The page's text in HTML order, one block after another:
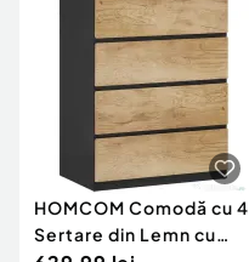
HOMCOM Comodă cu 4
Sertare din Lemn cu